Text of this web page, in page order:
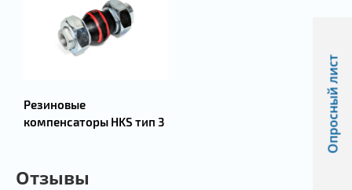
Резиновые
компенсаторы HKS тип 3
Отзывы
Опросный лист